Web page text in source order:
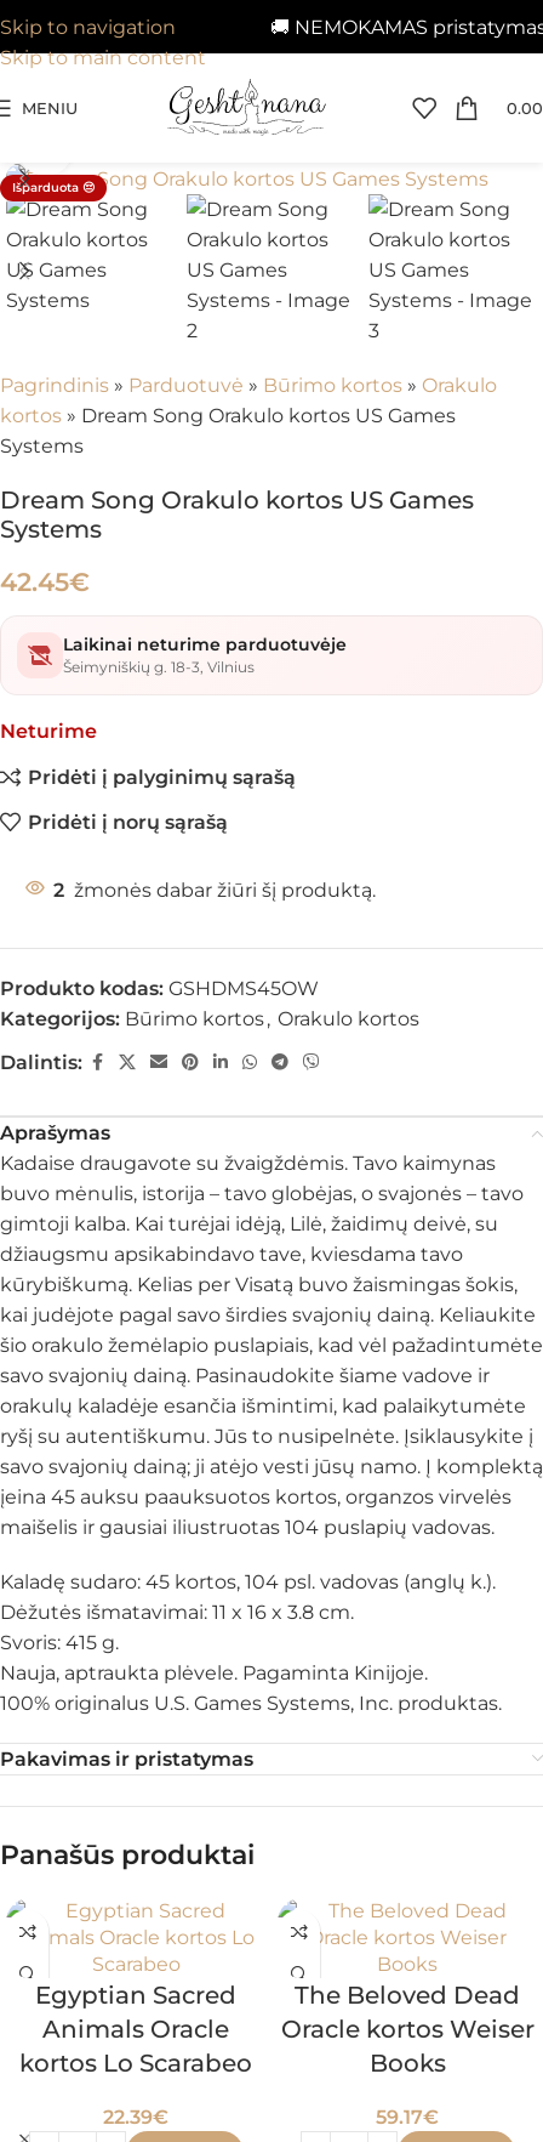
🚚 NEMOKAMAS
Skip to navigation
Skip to main content
MENIU 0.00
Išparduota 😔
Pagrindinis » Parduotuvė » Būrimo kortos » Orakulo
kortos » Dream Song Orakulo kortos US Games
Systems
Dream Song Orakulo kortos US Games
Systems
42.45€
Laikinai neturime parduotuvėje
Šeimyniškių g. 18-3, Vilnius
Neturime
Pridėti į palyginimų sąrašą
Pridėti į norų sąrašą
2 žmonės dabar žiūri šį produktą.
Produkto kodas: GSHDMS45OW
Kategorijos: Būrimo kortos, Orakulo kortos
Dalintis:
Aprašymas
Kadaise draugavote su žvaigždėmis. Tavo kaimynas
buvo mėnulis, istorija – tavo globėjas, o svajonės – tavo
gimtoji kalba. Kai turėjai idėją, Lilė, žaidimų deivė, su
džiaugsmu apsikabindavo tave, kviesdama tavo
kūrybiškumą. Kelias per Visatą buvo žaismingas šokis,
kai judėjote pagal savo širdies svajonių dainą. Keliaukite
šio orakulo žemėlapio puslapiais, kad vėl pažadintumėte
savo svajonių dainą. Pasinaudokite šiame vadove ir
orakulų kaladėje esančia išmintimi, kad palaikytumėte
ryšį su autentiškumu. Jūs to nusipelnėte. Įsiklausykite į
savo svajonių dainą; ji atėjo vesti jūsų namo. Į komplektą
įeina 45 auksu paauksuotos kortos, organzos virvelės
maišelis ir gausiai iliustruotas 104 puslapių vadovas.
Kaladę sudaro: 45 kortos, 104 psl. vadovas (anglų k.).
Dėžutės išmatavimai: 11 x 16 x 3.8 cm.
Svoris: 415 g.
Nauja, aptraukta plėvele. Pagaminta Kinijoje.
100% originalus U.S. Games Systems, Inc. produktas.
Pakavimas ir pristatymas
Panašūs produktai
Egyptian Sacred
Animals Oracle
kortos Lo Scarabeo
22.39€
The Beloved Dead
Oracle kortos Weiser
Books
59.17€